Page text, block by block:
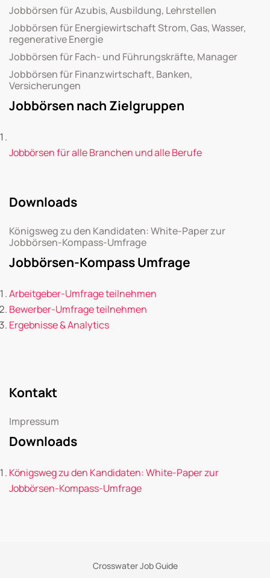
Jobbörsen für Azubis, Ausbildung, Lehrstellen
Jobbörsen für Energiewirtschaft Strom, Gas, Wasser,
regenerative Energie
Jobbörsen für Fach- und Führungskräfte, Manager
Jobbörsen für Finanzwirtschaft, Banken,
Versicherungen
Jobbörsen nach Zielgruppen
Jobbörsen für alle Branchen und alle Berufe
Downloads
Königsweg zu den Kandidaten: White-Paper zur
Jobbörsen-Kompass-Umfrage
Jobbörsen-Kompass Umfrage
Arbeitgeber-Umfrage teilnehmen
Bewerber-Umfrage teilnehmen
Ergebnisse & Analytics
Kontakt
Impressum
Downloads
Königsweg zu den Kandidaten: White-Paper zur
Jobbörsen-Kompass-Umfrage
Crosswater Job Guide